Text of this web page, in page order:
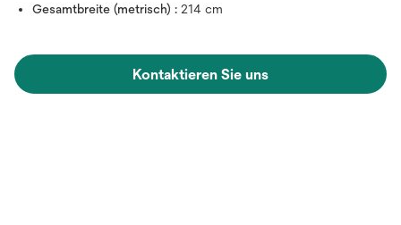
Gesamtbreite (metrisch) : 214 cm
Kontaktieren Sie uns